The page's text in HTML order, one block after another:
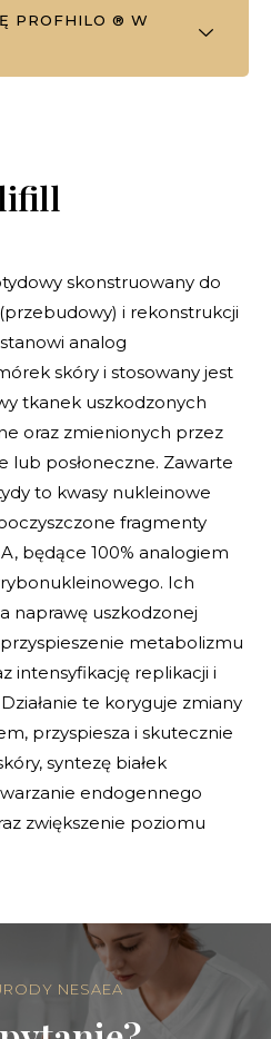
PROFHILO ® W
skonstruowany do
i rekonstrukcji
analog
skóry i stosowany jest
tkanek uszkodzonych
oraz zmienionych przez
lub posłoneczne. Zawarte
to kwasy nukleinowe
fragmenty
będące 100% analogiem
Ich
naprawę uszkodzonej
metabolizmu
intensyfikację replikacji i
te koryguje zmiany
przyspiesza i skutecznie
syntezę białek
endogennego
zwiększenie poziomu
NESAEA